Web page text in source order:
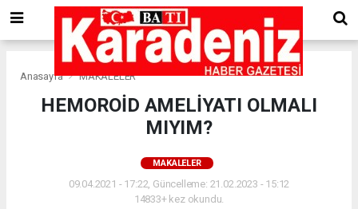
Anasayfa MAKALELER
HEMOROİD AMELİYATI OLMALI
MIYIM?
MAKALELER
09.04.2021 - 17:22, Güncelleme: 21.02.2023 - 15:12
14833+ kez okundu.